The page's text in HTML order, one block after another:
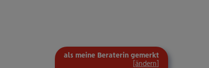
als meine Beraterin gemerkt
[ändern